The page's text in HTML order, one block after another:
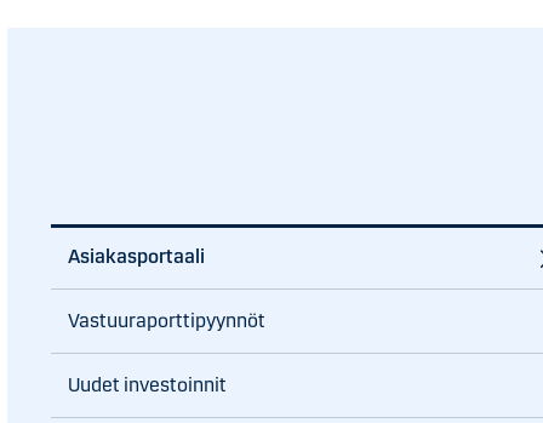
Asiakasportaali
Vastuuraporttipyynnöt
Uudet investoinnit